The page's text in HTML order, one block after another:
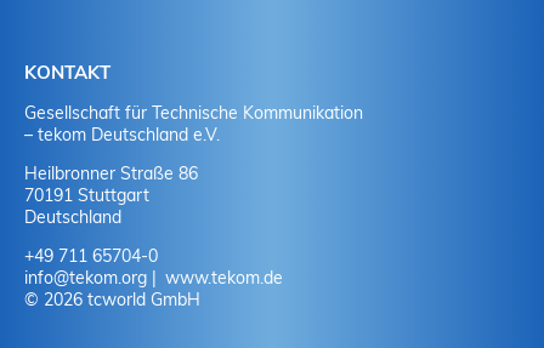
KONTAKT
Gesellschaft für Technische Kommunikation
– tekom Deutschland e.V.
Heilbronner Straße 86
70191 Stuttgart
Deutschland
+49 711 65704-0
info@tekom.org
www.tekom.de
© 2026 tcworld GmbH